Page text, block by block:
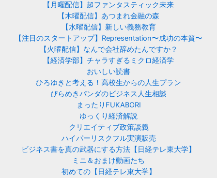
【月曜配信】超ファンタスティック未来
【木曜配信】あつまれ金融の森
【水曜配信】新しい義務教育
【注目のスタートアップ】Representation〜成功の本質〜
【火曜配信】なんで会社辞めたんですか？
【経済学部】チャラすぎるミクロ経済学
おいしい読書
ひろゆきと考える！高校生からの人生プラン
ぴらめきパンダのビジネス人生相談
まったりFUKABORI
ゆっくり経済解説
クリエイティブ政策談義
ハイパーリスクフル実演販売
ビジネス書を真の武器にする方法【日経テレ東大学】
ミニ＆おまけ動画たち
初めての【日経テレ東大学】